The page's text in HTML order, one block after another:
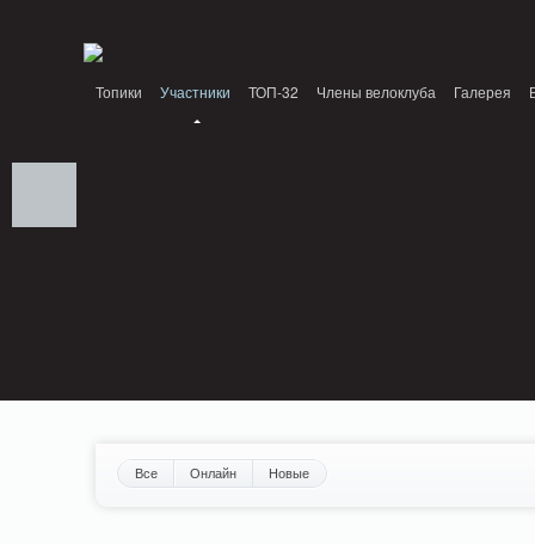
Топики Участники ТОП-32 Члены велоклуба Галерея
Все Онлайн Новые